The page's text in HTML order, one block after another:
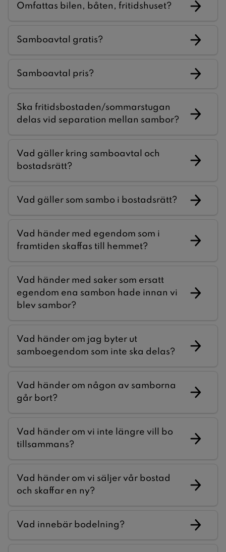
Omfattas bilen, båten, fritidshuset?
Samboavtal gratis?
Samboavtal pris?
Ska fritidsbostaden/sommarstugan
delas vid separation mellan sambor?
Vad gäller kring samboavtal och
bostadsrätt?
Vad gäller som sambo i bostadsrätt?
Vad händer med egendom som i
framtiden skaffas till hemmet?
Vad händer med saker som ersatt
egendom ena sambon hade innan vi
blev sambor?
Vad händer om jag byter ut
samboegendom som inte ska delas?
Vad händer om någon av samborna
går bort?
Vad händer om vi inte längre vill bo
tillsammans?
Vad händer om vi säljer vår bostad
och skaffar en ny?
Vad innebär bodelning?